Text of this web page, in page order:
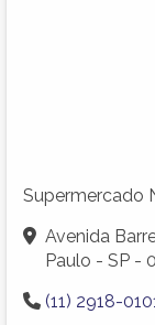
Supermercado
Avenida
Paulo - SP -
(11) 2918-